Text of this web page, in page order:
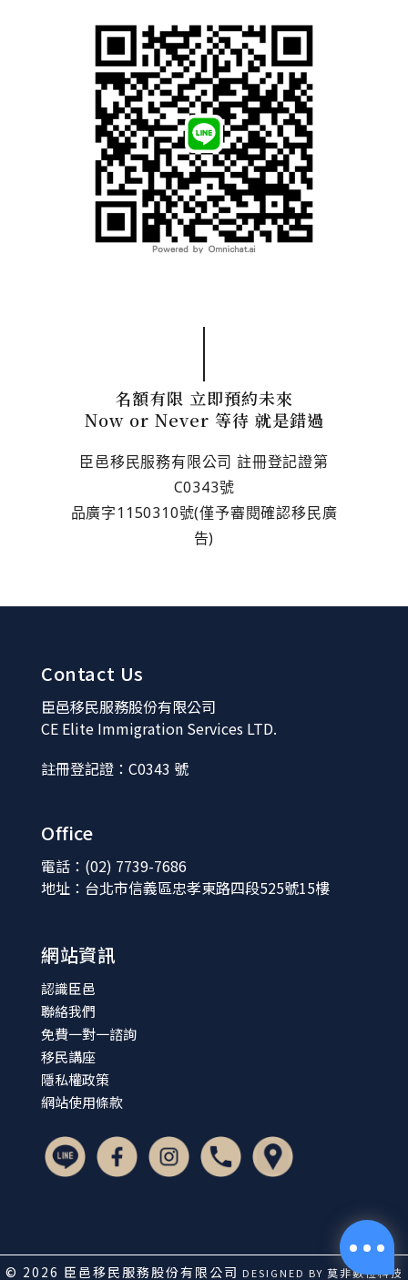
名額有限 立即預約未來
Now or Never 等待 就是錯過
臣邑移民服務有限公司 註冊登記證第
C0343號
品廣字1150310號(僅予審閱確認移民廣
告)
Contact Us
臣邑移民服務股份有限公司
CE Elite Immigration Services LTD.
註冊登記證：C0343 號
Office
電話：(02) 7739-7686
地址：台北市信義區忠孝東路四段525號15樓
網站資訊
認識臣邑
聯絡我們
免費一對一諮詢
移民講座
隱私權政策
網站使用條款
© 2026 臣邑移民服務股份有限公司 DESIGNED BY 莫非數位科技